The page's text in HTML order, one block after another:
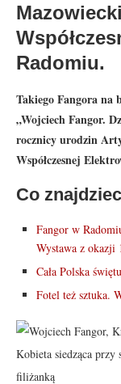
Radomiu.
Takiego Fangora na
„Wojciech Fangor.
rocznicy urodzin
Współczesnej
Co
Fangor w
Wystawa z
Cała Polska
Fotel też sztuka.